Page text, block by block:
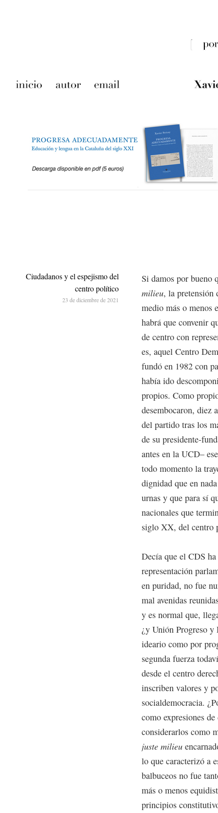
Si damos por bueno
milieu, la pretensión
medio más o menos
habrá que convenir
de centro con
es, aquel Centro
fundó en 1982 con
había ido
propios. Como
desembocaron, diez
del partido tras los
de su presidente-
antes en la UCD–
todo momento la
dignidad que en
urnas y que para sí
nacionales que
siglo XX, del centro
Decía que el CDS
representación
en puridad, no fue
mal avenidas
y es normal que,
¿y Unión Progreso y
ideario como por
segunda fuerza
desde el centro
inscriben valores y
socialdemocracia.
como expresiones
considerarlos como
juste milieu
lo que caracterizó a
balbuceos no fue
más o menos
principios
Ciudadanos y el espejismo del
centro político
23 de diciembre de 2021